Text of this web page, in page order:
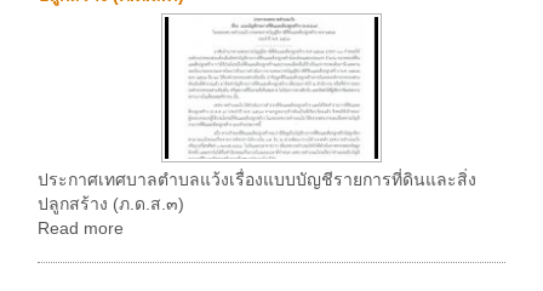
ประกาศเทศบาลตำบลแว้งเรื่องแบบบัญชีรายการที่ดินและสิ่ง
ปลูกสร้าง (ภ.ด.ส.๓)
Read more